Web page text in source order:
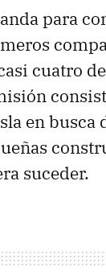
para
cuatro
en busca
suceder.